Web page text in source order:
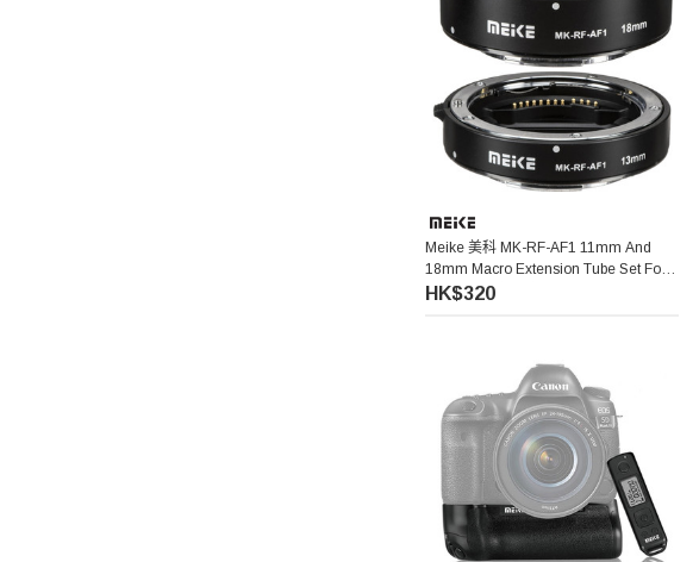
Meike 美科 MK-RF-AF1 11mm And
18mm Macro Extension Tube Set For
Canon RF 微距接環
HK$320